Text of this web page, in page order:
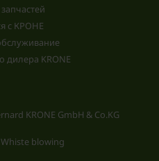
с КРОНЕ
дилера KRONE
KRONE GmbH & Co.KG
blowing